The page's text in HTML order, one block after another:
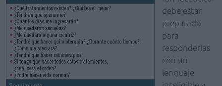
debe estar
preparado
para
responderlas
con un
lenguaje